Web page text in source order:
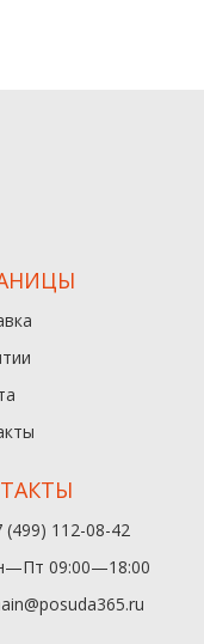
(499) 112-08-42
09:00—18:00